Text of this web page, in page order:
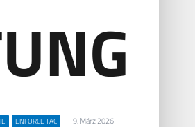
ENFORCE TAC 9. März 2026